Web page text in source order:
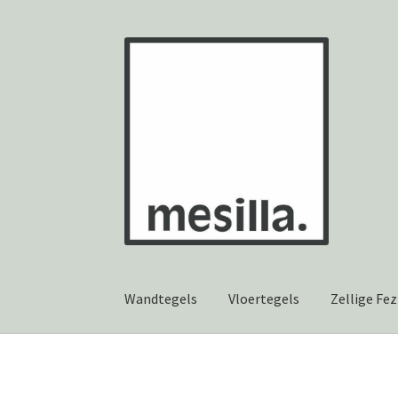
Ga
Ga
Wandtegels Vloertegels Zellige Fez